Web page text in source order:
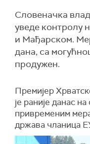
Словеначка
уведе контролу
и Мађарском.
дана, са
продужен.
Премијер
је раније данас
привременим
држава чланица